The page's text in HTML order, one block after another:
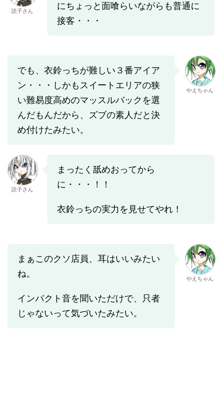
読子さん
にちょっと面喰らいながらも普通に
接客・・・
でも、衣鈴っちが難しい３番アイア
ン・・・しかもスイートエリアの狭
い難易度高めのマッスルバックを選
んだもんだから、ズブの素人だと決
め付けたみたい。
やえちゃん
読子さん
まったく舐めおってから
に・・・！！
衣鈴っちの実力を見せてやれ！
まぁこのクソ店員、耳はいいみたい
ね。
インパクト音を聞いただけで、只者
じゃないって気づいたみたい。
やえちゃん